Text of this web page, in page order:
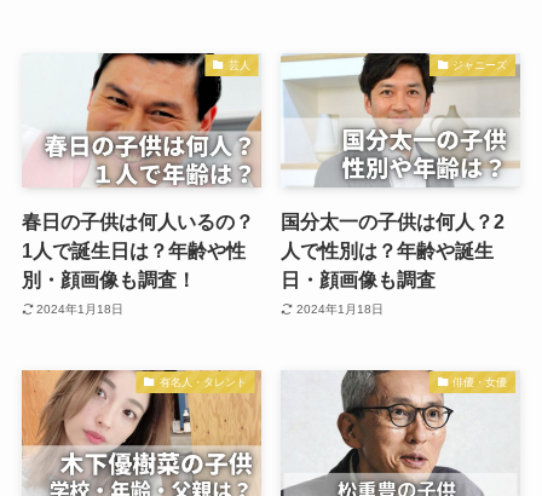
芸人
春日の子供は何人いるの？
1人で誕生日は？年齢や性
別・顔画像も調査！
2024年1月18日
ジャニーズ
国分太一の子供は何人？2
人で性別は？年齢や誕生
日・顔画像も調査
2024年1月18日
有名人・タレント 俳優・女優